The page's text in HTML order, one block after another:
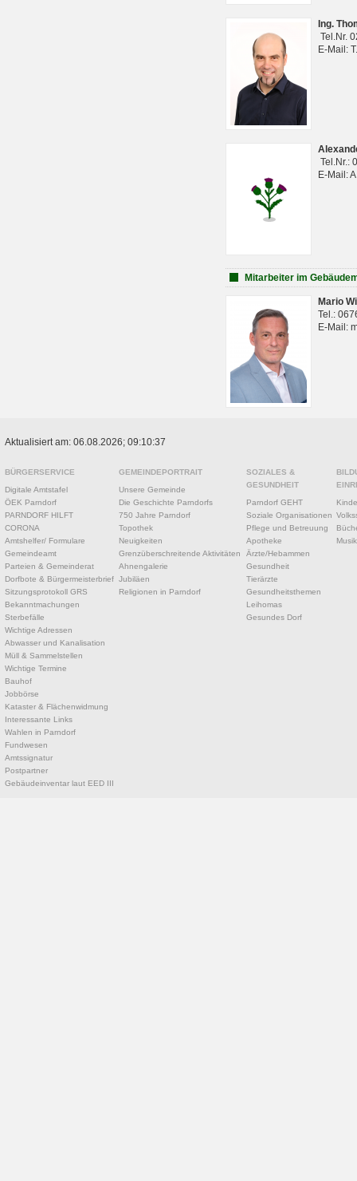
Ing.
Tel.Nr.
E-Mail:
Tel.Nr.:
E-Mail:
Mitarbeiter im
Mario
Tel.:
E-Mail:
Aktualisiert am: 06.08.2026; 09:10:37
BÜRGERSERVICE
Digitale Amtstafel
ÖEK Parndorf
PARNDORF HILFT
CORONA
Amtshelfer/ Formulare
Gemeindeamt
Parteien & Gemeinderat
Dorfbote & Bürgermeisterbrief
Sitzungsprotokoll GRS
Bekanntmachungen
Sterbefälle
Wichtige Adressen
Abwasser und Kanalisation
Müll & Sammelstellen
Wichtige Termine
Bauhof
Jobbörse
Kataster & Flächenwidmung
Interessante Links
Wahlen in Parndorf
Fundwesen
Amtssignatur
Postpartner
Gebäudeinventar laut EED III
GEMEINDEPORTRAIT
Unsere Gemeinde
Die Geschichte Parndorfs
750 Jahre Parndorf
Topothek
Neuigkeiten
Grenzüberschreitende Aktivitäten
Ahnengalerie
Jubiläen
Religionen in Parndorf
SOZIALES &
GESUNDHEIT
Parndorf GEHT
Soziale Organisationen
Pflege und Betreuung
Apotheke
Ärzte/Hebammen
Gesundheit
Tierärzte
Gesundheitsthemen
Leihomas
Gesundes Dorf